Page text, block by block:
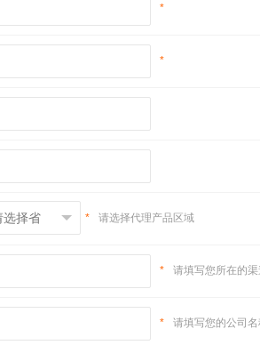
*
*
* 请选择代理产品区域
* 请填写您所在的
* 请填写您的公司